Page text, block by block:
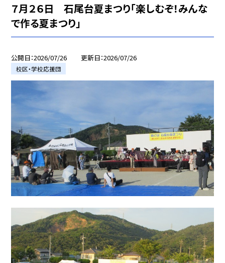
７月２６日 石尾台夏まつり「楽しむぞ！みんな
で作る夏まつり」
公開日 2026/07/26 更新日 2026/07/26
校区・学校応援団